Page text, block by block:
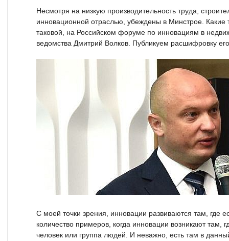
Несмотря на низкую производительность труда,
инновационной отраслью, убеждены в Минстрое. Какие
таковой, на Российском форуме по инновациям в
ведомства Дмитрий Волков. Публикуем расшифровку
С моей точки зрения, инновации развиваются там, где
количество примеров, когда инновации возникают там,
человек или группа людей. И неважно, есть там в